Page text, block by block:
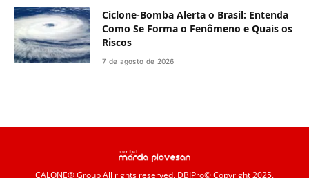
Ciclone-Bomba Alerta o Brasil: Entenda
Como Se Forma o Fenômeno e Quais os
Riscos
7 de agosto de 2026
CALONE® GroupAll rights reserved. DBIPro© Copyright 2025.